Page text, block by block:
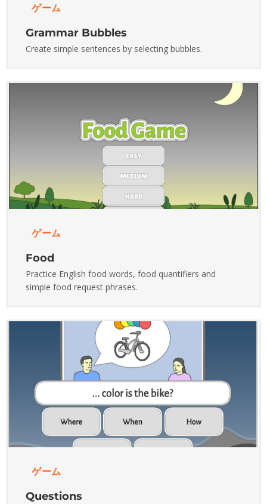
ゲーム
Grammar Bubbles
Create simple sentences by selecting bubbles.
ゲーム
Food
Practice English food words, food quantifiers and
simple food request phrases.
ゲーム
Questions